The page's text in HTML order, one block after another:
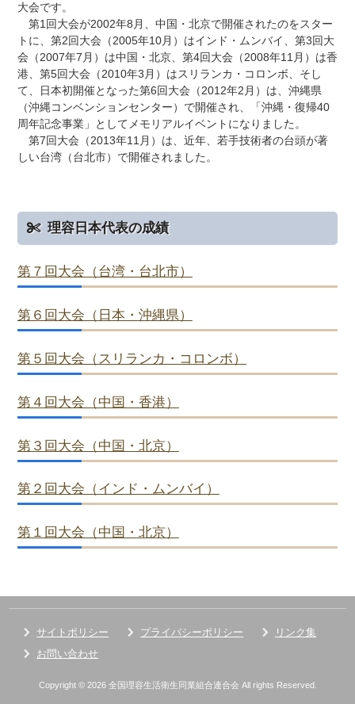
大会です。
第1回大会が2002年8月、中国・北京で開催されたのをスター
トに、第2回大会（2005年10月）はインド・ムンバイ、第3回大
会（2007年7月）は中国・北京、第4回大会（2008年11月）は香
港、第5回大会（2010年3月）はスリランカ・コロンボ、そし
て、日本初開催となった第6回大会（2012年2月）は、沖縄県
（沖縄コンベンションセンター）で開催され、「沖縄・復帰40
周年記念事業」としてメモリアルイベントになりました。
第7回大会（2013年11月）は、近年、若手技術者の台頭が著
しい台湾（台北市）で開催されました。
理容日本代表の成績
第７回大会（台湾・台北市）
第６回大会（日本・沖縄県）
第５回大会（スリランカ・コロンボ）
第４回大会（中国・香港）
第３回大会（中国・北京）
第２回大会（インド・ムンバイ）
第１回大会（中国・北京）
サイトポリシー プライバシーポリシー
リンク集
お問い合わせ
Copyright © 2026 全国理容生活衛生同業組合連合会 All rights Reserved.